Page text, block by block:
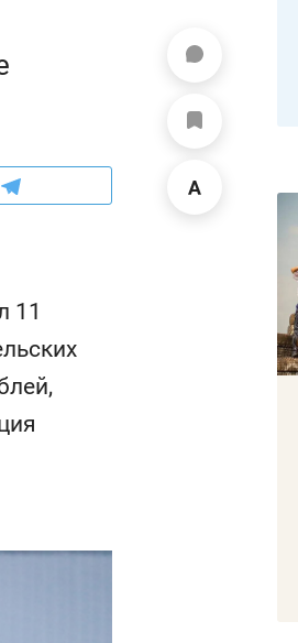
11
выживания в дикой
работа